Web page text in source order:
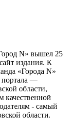
N» вышел 25
издания. К
«Города N»
портала —
области,
качественной
- самый
области.